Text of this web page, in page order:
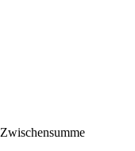
Zwischensumme